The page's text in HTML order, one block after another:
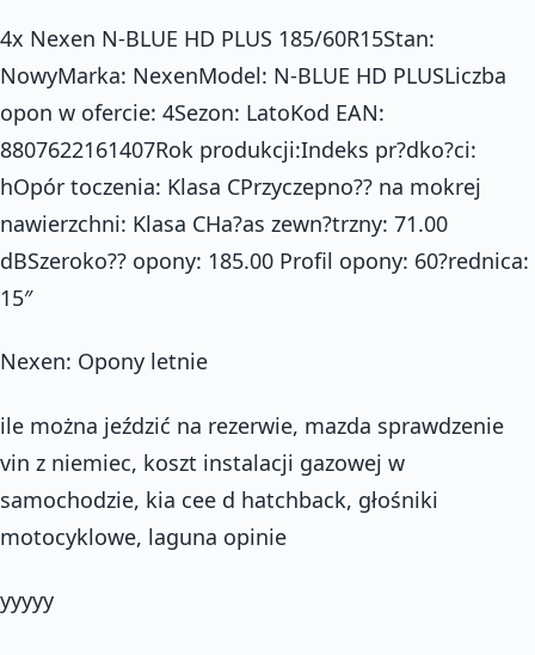
4x Nexen N-BLUE HD PLUS 185/60R15Stan:
NowyMarka: NexenModel: N-BLUE HD PLUSLiczba
opon w ofercie: 4Sezon: LatoKod EAN:
8807622161407Rok produkcji:Indeks pr?dko?ci:
hOpór toczenia: Klasa CPrzyczepno?? na mokrej
nawierzchni: Klasa CHa?as zewn?trzny: 71.00
dBSzeroko?? opony: 185.00 Profil opony: 60?rednica:
15″
Nexen: Opony letnie
ile można jeździć na rezerwie, mazda sprawdzenie
vin z niemiec, koszt instalacji gazowej w
samochodzie, kia cee d hatchback, głośniki
motocyklowe, laguna opinie
yyyyy